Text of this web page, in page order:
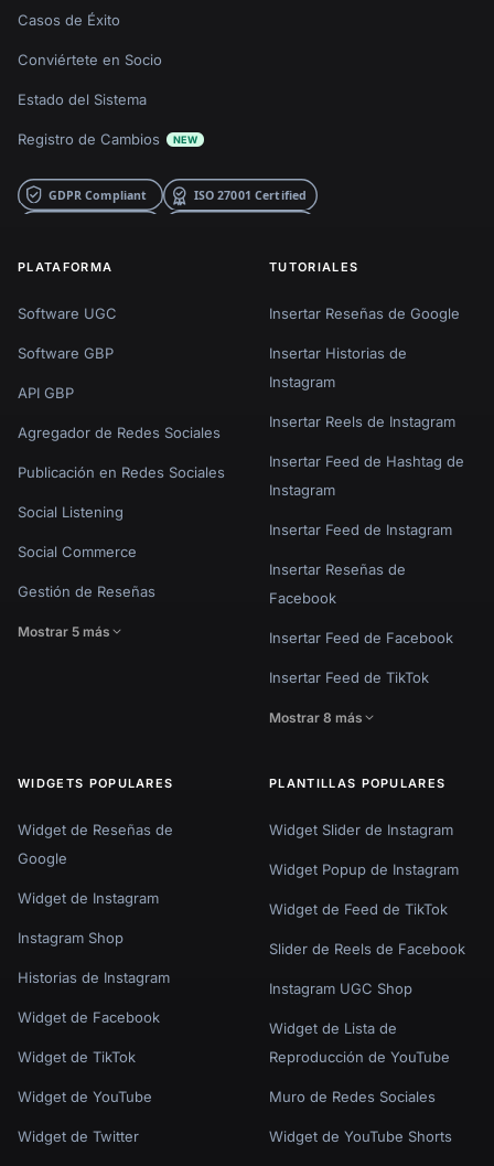
Casos de Éxito
Conviértete en Socio
Estado del Sistema
Registro de Cambios NEW
PLATAFORMA
Software UGC
Software GBP
API GBP
Agregador de Redes Sociales
Publicación en Redes Sociales
Social Listening
Social Commerce
Gestión de Reseñas
Mostrar 5 más
TUTORIALES
Insertar Reseñas de Google
Insertar Historias de
Instagram
Insertar Reels de Instagram
Insertar Feed de Hashtag de
Instagram
Insertar Feed de Instagram
Insertar Reseñas de
Facebook
Insertar Feed de Facebook
Insertar Feed de TikTok
Mostrar 8 más
WIDGETS POPULARES
Widget de Reseñas de
Google
Widget de Instagram
Instagram Shop
Historias de Instagram
Widget de Facebook
Widget de TikTok
Widget de YouTube
Widget de Twitter
PLANTILLAS POPULARES
Widget Slider de Instagram
Widget Popup de Instagram
Widget de Feed de TikTok
Slider de Reels de Facebook
Instagram UGC Shop
Widget de Lista de
Reproducción de YouTube
Muro de Redes Sociales
Widget de YouTube Shorts